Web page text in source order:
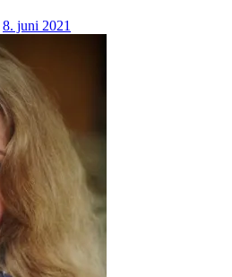
8. juni 2021